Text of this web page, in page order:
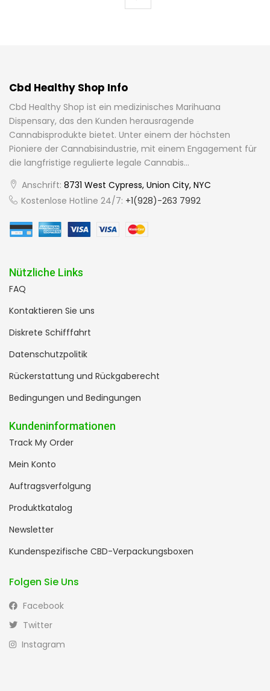
Cbd Healthy Shop Info
Cbd Healthy Shop ist ein medizinisches Marihuana
Dispensary, das den Kunden herausragende
Cannabisprodukte bietet. Unter einem der höchsten
Pioniere der Cannabisindustrie, mit einem Engagement für
die langfristige regulierte legale Cannabis...
Anschrift: 8731 West Cypress, Union City, NYC
Kostenlose Hotline 24/7: +1(928)-263 7992
Nützliche Links
FAQ
Kontaktieren Sie uns
Diskrete Schifffahrt
Datenschutzpolitik
Rückerstattung und Rückgaberecht
Bedingungen und Bedingungen
Kundeninformationen
Track My Order
Mein Konto
Auftragsverfolgung
Produktkatalog
Newsletter
Kundenspezifische CBD-Verpackungsboxen
Folgen Sie Uns
Facebook
Twitter
Instagram